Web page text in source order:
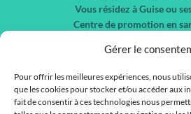
Gérer le
Pour offrir les meilleures expériences, nous
que les cookies pour stocker et/ou accéder aux
fait de consentir à ces technologies nous
Vous résidez à Guise ou
Centre de promotion en
Liste des
Liste des